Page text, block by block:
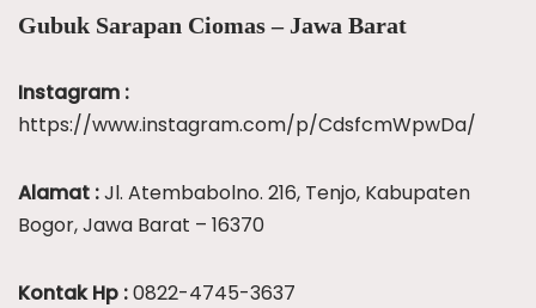
Gubuk Sarapan Ciomas – Jawa Barat
Instagram :
https://www.instagram.com/p/CdsfcmWpwDa/
Alamat :Jl. Atembabolno. 216, Tenjo, Kabupaten
Bogor, Jawa Barat – 16370
Kontak Hp :0822-4745-3637